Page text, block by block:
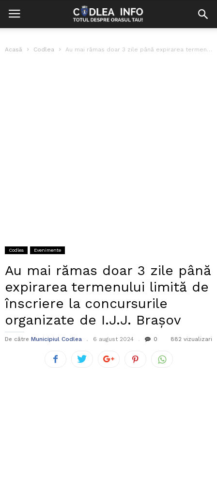
Acasă Codlea Au mai rămas doar 3 zile până expirarea termenului limită de înscriere...
Codlea Evenimente
Au mai rămas doar 3 zile până
expirarea termenului limită de
înscriere la concursurile
organizate de I.J.J. Brașov
De către Municipiul Codlea 6 august 2024 0 882 vizualizari